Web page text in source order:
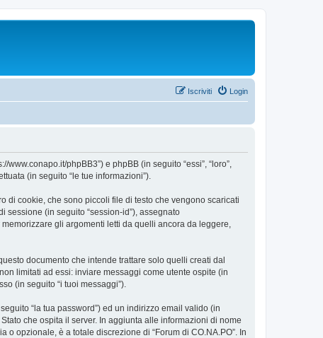
Login
Iscriviti
phpBB3”) e phpBB (in seguito “essi”, “loro”,
(in seguito “le tue informazioni”).
di cookie, che sono piccoli file di testo che vengono scaricati
sessione (in seguito “session-id”), assegnato
gli argomenti letti da quelli ancora da leggere,
documento che intende trattare solo quelli creati dal
limitati ad essi: inviare messaggi come utente ospite (in
(in seguito “i tuoi messaggi”).
“la tua password”) ed un indirizzo email valido (in
che ospita il server. In aggiunta alle informazioni di nome
opzionale, è a totale discrezione di “Forum di CO.NA.PO”. In